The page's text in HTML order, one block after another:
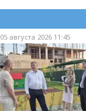
05 августа 2026 11:45